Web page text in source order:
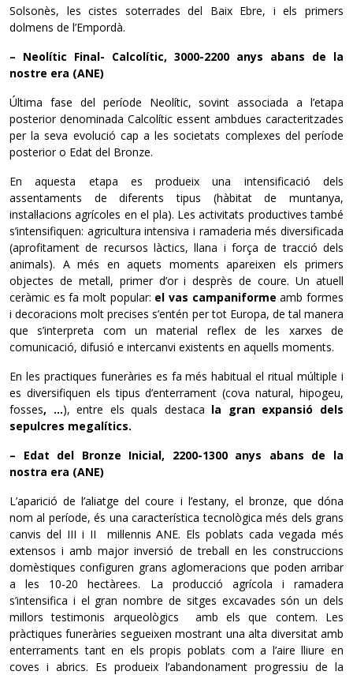
Solsonès, les cistes soterrades del Baix Ebre, i els primers
dolmens de l’Empordà.
– Neolític Final- Calcolític, 3000-2200 anys abans de la
nostre era (ANE)
Última fase del període Neolític, sovint associada a l’etapa
posterior denominada Calcolític essent ambdues caracteritzades
per la seva evolució cap a les societats complexes del període
posterior o Edat del Bronze.
En aquesta etapa es produeix una intensificació dels
assentaments de diferents tipus (hàbitat de muntanya,
instal·lacions agrícoles en el pla). Les activitats productives també
s’intensifiquen: agricultura intensiva i ramaderia més diversificada
(aprofitament de recursos làctics, llana i força de tracció dels
animals). A més en aquets moments apareixen els primers
objectes de metall, primer d’or i desprès de coure. Un atuell
ceràmic es fa molt popular: el vas campaniforme amb formes
i decoracions molt precises s’entén per tot Europa, de tal manera
que s’interpreta com un material reflex de les xarxes de
comunicació, difusió e intercanvi existents en aquells moments.
En les practiques funeràries es fa més habitual el ritual múltiple i
es diversifiquen els tipus d’enterrament (cova natural, hipogeu,
fosses, …), entre els quals destaca la gran expansió dels
sepulcres megalítics.
– Edat del Bronze Inicial, 2200-1300 anys abans de la
nostra era (ANE)
L’aparició de l’aliatge del coure i l’estany, el bronze, que dóna
nom al període, és una característica tecnològica més dels grans
canvis del III i II mil·lennis ANE. Els poblats cada vegada més
extensos i amb major inversió de treball en les construccions
domèstiques configuren grans aglomeracions que poden arribar
a les 10-20 hectàrees. La producció agrícola i ramadera
s’intensifica i el gran nombre de sitges excavades són un dels
millors testimonis arqueològics amb els que contem. Les
pràctiques funeràries segueixen mostrant una alta diversitat amb
enterraments tant en els propis poblats com a l’aire lliure en
coves i abrics. Es produeix l’abandonament progressiu de la